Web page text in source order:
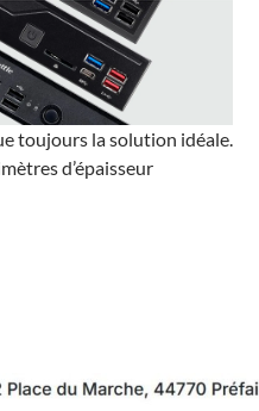
toujours la solution idéale.
d’épaisseur
notre nouveau site Shuttle